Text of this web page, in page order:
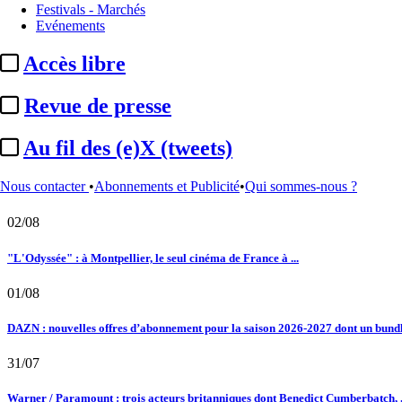
Festivals - Marchés
Evénements
Accès libre
Revue de presse
Au fil des (e)X (tweets)
Nous contacter •Abonnements et Publicité•Qui sommes-nous ?
Nominations / mouvements
24/08/2025
Nominations / mouvements
Au fil des (e)X (tweets) : Kavinsky, hommage, argentique, 4K, Clooney,
02/08
Satellifacts : pause d'été
02/08
"L'Odyssée" : à Montpellier, le seul cinéma de France à ...
01/08
DAZN : nouvelles offres d’abonnement pour la saison 2026-2027 dont un
31/07
Warner / Paramount : trois acteurs britanniques dont Benedict Cumberbatch,